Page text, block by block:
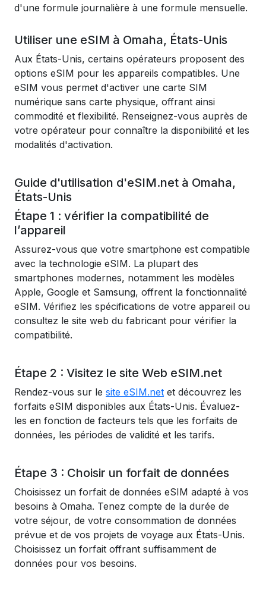
d'une formule journalière à une formule mensuelle.
Utiliser une eSIM à Omaha, États-Unis
Aux États-Unis, certains opérateurs proposent des
options eSIM pour les appareils compatibles. Une
eSIM vous permet d'activer une carte SIM
numérique sans carte physique, offrant ainsi
commodité et flexibilité. Renseignez-vous auprès de
votre opérateur pour connaître la disponibilité et les
modalités d'activation.
Guide d'utilisation d'eSIM.net à Omaha,
États-Unis
Étape 1 : vérifier la compatibilité de
l’appareil
Assurez-vous que votre smartphone est compatible
avec la technologie eSIM. La plupart des
smartphones modernes, notamment les modèles
Apple, Google et Samsung, offrent la fonctionnalité
eSIM. Vérifiez les spécifications de votre appareil ou
consultez le site web du fabricant pour vérifier la
compatibilité.
Étape 2 : Visitez le site Web eSIM.net
Rendez-vous sur le site eSIM.net et découvrez les
forfaits eSIM disponibles aux États-Unis. Évaluez-
les en fonction de facteurs tels que les forfaits de
données, les périodes de validité et les tarifs.
Étape 3 : Choisir un forfait de données
Choisissez un forfait de données eSIM adapté à vos
besoins à Omaha. Tenez compte de la durée de
votre séjour, de votre consommation de données
prévue et de vos projets de voyage aux États-Unis.
Choisissez un forfait offrant suffisamment de
données pour vos besoins.